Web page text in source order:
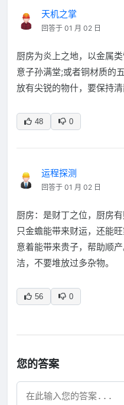
天机之掌
回答于 01 月 02 日
厨房为炎上之地，以金属
意子孙满堂;或者铜材质的
放有尖锐的物什，要保持清
48 0
运程探测
回答于 01 月 02 日
厨房：是财丁之位，厨房
只金蟾能带来财运，还能
意着能带来贵子，帮助顺
洁，不要堆放过多杂物。
56 0
您的答案